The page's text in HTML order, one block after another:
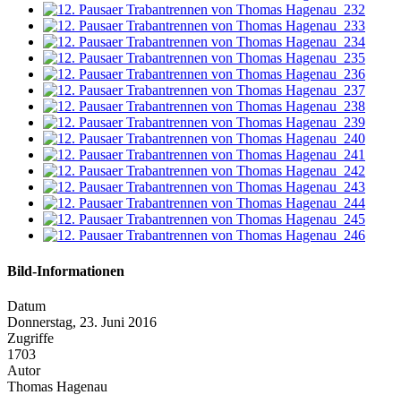
Bild-Informationen
Datum
Donnerstag, 23. Juni 2016
Zugriffe
1703
Autor
Thomas Hagenau